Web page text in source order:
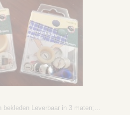
bekleden Leverbaar in 3 maten;…